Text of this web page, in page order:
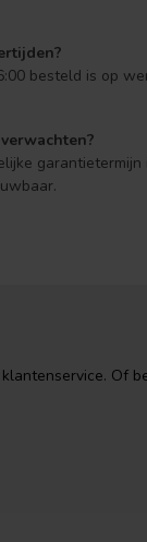
besteld is op
Of